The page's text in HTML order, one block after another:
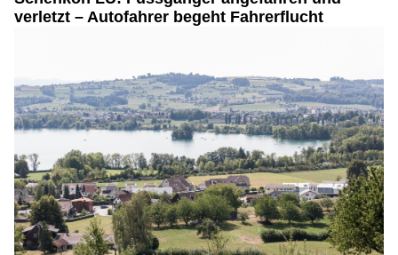
verletzt – Autofahrer begeht Fahrerflucht